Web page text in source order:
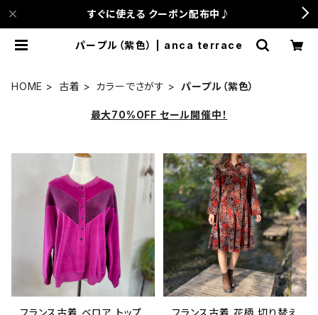
すぐに使える クーポン配布中♪
パープル（紫色） | anca terrace
HOME 古着 カラーでさがす パープル（紫色）
最大70%OFF セール開催中！
フランス古着 ベロア トップ
フランス古着 花柄 切り替え